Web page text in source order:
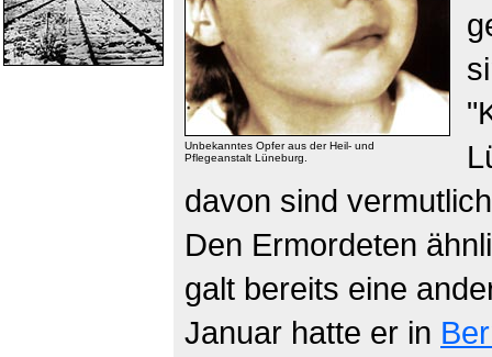
Unbekanntes Opfer aus der Heil- und
Pflegeanstalt Lüneburg.
davon sind
Den Ermordeten
galt bereits eine
Januar hatte er in